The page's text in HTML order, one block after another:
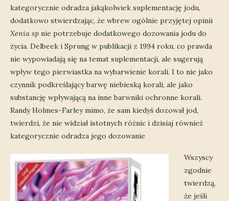
kategorycznie odradza jakąkolwiek suplementację jodu,
dodatkowo stwierdzając, że wbrew ogólnie przyjętej opinii
Xenia sp nie potrzebuje dodatkowego dozowania jodu do
życia. Delbeek i Sprung w publikacji z 1994 roku, co prawda
nie wypowiadają się na temat suplementacji, ale sugerują
wpływ tego pierwiastka na wybarwienie korali. I to nie jako
czynnik podkreślający barwę niebieską korali, ale jako
substancję wpływającą na inne barwniki ochronne korali.
Randy Holmes-Farley mimo, że sam kiedyś dozował jod,
twierdzi, że nie widział istotnych różnic i dzisiaj również
kategorycznie odradza jego dozowanie
Wszyscy
zgodnie
twierdzą,
że jeśli